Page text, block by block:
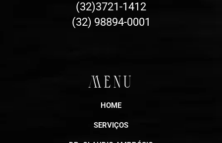
(32)3721-1412
(32) 98894-0001
MENU
HOME
SERVIÇOS